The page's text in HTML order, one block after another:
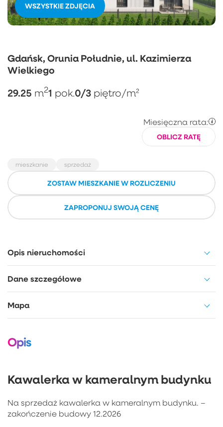
WSZYSTKIE ZDJĘCIA
Gdańsk, Orunia Południe, ul. Kazimierza
Wielkiego
29.25 m21 pok.0/3 piętro/m²
Miesięczna rata:
OBLICZ RATĘ
mieszkanie sprzedaż
ZOSTAW MIESZKANIE W ROZLICZENIU
ZAPROPONUJ SWOJĄ CENĘ
Opis nieruchomości
Dane szczegółowe
Mapa
Opis
Kawalerka w kameralnym budynku
Na sprzedaż kawalerka w kameralnym budynku. –
zakończenie budowy 12.2026